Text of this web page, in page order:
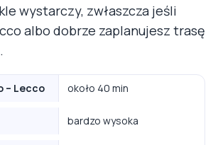
wystarczy, zwłaszcza jeśli
albo dobrze zaplanujesz trasę
– Lecco około 40 min
bardzo wysoka